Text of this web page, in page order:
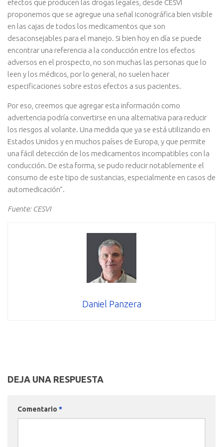
efectos que producen las drogas legales, desde CESVI
proponemos que se agregue una señal iconográfica bien visible
en las cajas de todos los medicamentos que son
desaconsejables para el manejo. Si bien hoy en día se puede
encontrar una referencia a la conducción entre los efectos
adversos en el prospecto, no son muchas las personas que lo
leen y los médicos, por lo general, no suelen hacer
especificaciones sobre estos efectos a sus pacientes.
Por eso, creemos que agregar esta información como
advertencia podría convertirse en una alternativa para reducir
los riesgos al volante. Una medida que ya se está utilizando en
Estados Unidos y en muchos países de Europa, y que permite
una fácil detección de los medicamentos incompatibles con la
conducción. De esta forma, se pudo reducir notablemente el
consumo de este tipo de sustancias, especialmente en casos de
automedicación”.
Fuente: CESVI
Daniel Panzera
DEJA UNA RESPUESTA
Comentario *